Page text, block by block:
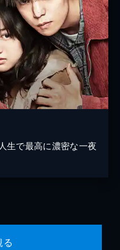
生で最高に濃密な一夜
る